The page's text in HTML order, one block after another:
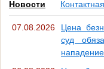
Новости
07.08.2026
Цена
суд